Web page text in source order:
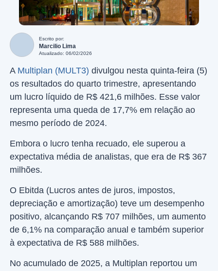
Escrito por:
Marcilio Lima
Atualizado: 06/02/2026
A Multiplan (MULT3) divulgou nesta quinta-feira (5)
os resultados do quarto trimestre, apresentando
um lucro líquido de R$ 421,6 milhões. Esse valor
representa uma queda de 17,7% em relação ao
mesmo período de 2024.
Embora o lucro tenha recuado, ele superou a
expectativa média de analistas, que era de R$ 367
milhões.
O Ebitda (Lucros antes de juros, impostos,
depreciação e amortização) teve um desempenho
positivo, alcançando R$ 707 milhões, um aumento
de 6,1% na comparação anual e também superior
à expectativa de R$ 588 milhões.
No acumulado de 2025, a Multiplan reportou um